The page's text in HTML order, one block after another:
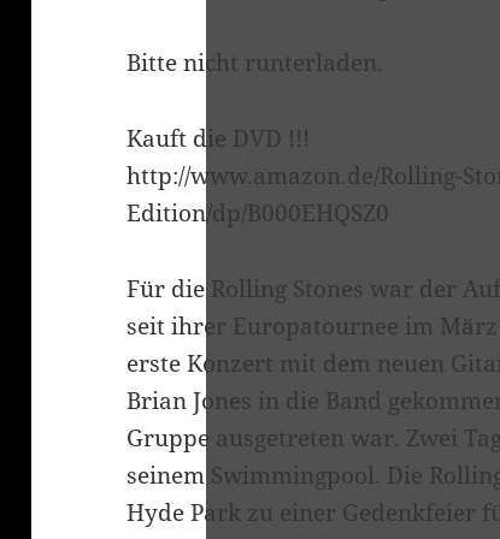
Bitte nicht runterladen.
Kauft die DVD !!!
http://www.amazon.de/Rolling-
Edition/dp/B000EHQSZ0
Für die Rolling Stones war der
seit ihrer Europatournee im
erste Konzert mit dem neuen
Brian Jones in die Band
Gruppe ausgetreten war. Zwei
seinem Swimmingpool. Die
Hyde Park zu einer Gedenkfeier